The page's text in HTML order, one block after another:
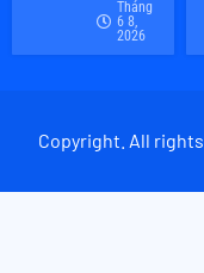
Tháng
6 8,
2026
Copyright. All